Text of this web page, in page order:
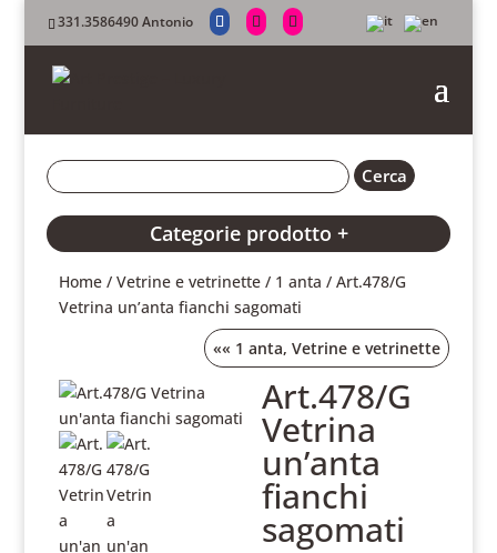
331.3586490 Antonio
Categorie prodotto +
Home /Vetrine e vetrinette / 1 anta / Art.478/G
Vetrina un’anta fianchi sagomati
«« 1 anta,Vetrine e vetrinette
Art.478/G
Vetrina
un’anta
fianchi
sagomati